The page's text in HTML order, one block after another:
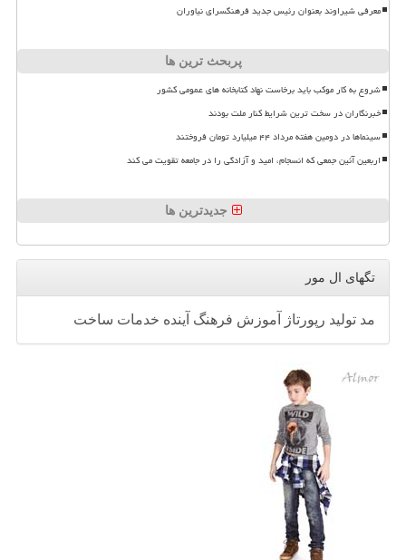
معرفی شیراوند بعنوان رئیس جدید فرهنگسرای نیاوران
پربحث ترین ها
شروع به کار موکب باید برخاست نهاد کتابخانه های عمومی کشور
خبرنگاران در سخت ترین شرایط کنار ملت بودند
سینماها در دومین هفته مرداد ۴۴ میلیارد تومان فروختند
اربعین آئین جمعی که انسجام، امید و آزادگی را در جامعه تقویت می کند
جدیدترین ها
تگهای ال مور
مد تولید رپورتاژ آموزش فرهنگ آینده خدمات ساخت